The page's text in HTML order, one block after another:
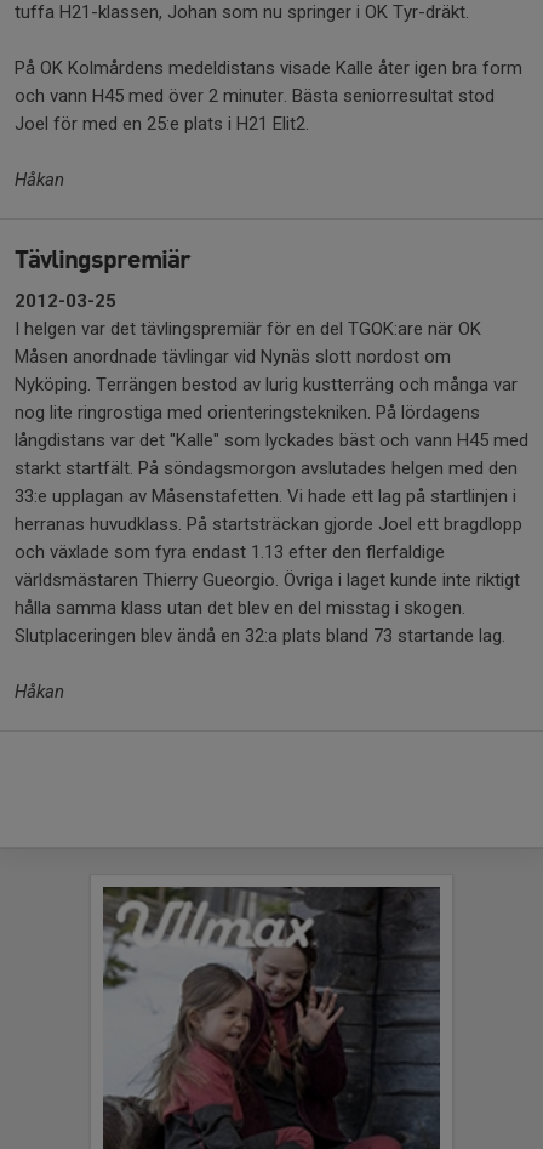
tuffa H21-klassen, Johan som nu springer i OK Tyr-dräkt.
På OK Kolmårdens medeldistans visade Kalle åter igen bra form
och vann H45 med över 2 minuter. Bästa seniorresultat stod
Joel för med en 25:e plats i H21 Elit2.
Håkan
Tävlingspremiär
2012-03-25
I helgen var det tävlingspremiär för en del TGOK:are när OK
Måsen anordnade tävlingar vid Nynäs slott nordost om
Nyköping. Terrängen bestod av lurig kustterräng och många var
nog lite ringrostiga med orienteringstekniken. På lördagens
långdistans var det "Kalle" som lyckades bäst och vann H45 med
starkt startfält. På söndagsmorgon avslutades helgen med den
33:e upplagan av Måsenstafetten. Vi hade ett lag på startlinjen i
herranas huvudklass. På startsträckan gjorde Joel ett bragdlopp
och växlade som fyra endast 1.13 efter den flerfaldige
världsmästaren Thierry Gueorgio. Övriga i laget kunde inte riktigt
hålla samma klass utan det blev en del misstag i skogen.
Slutplaceringen blev ändå en 32:a plats bland 73 startande lag.
Håkan